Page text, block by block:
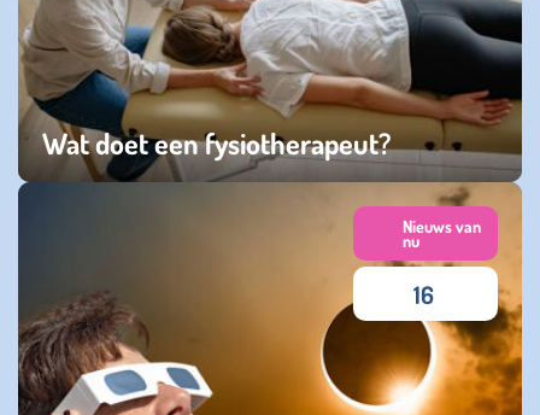
Wat doet een fysiotherapeut?
woensdag 09 juli 2025
Nieuws van
nu
16